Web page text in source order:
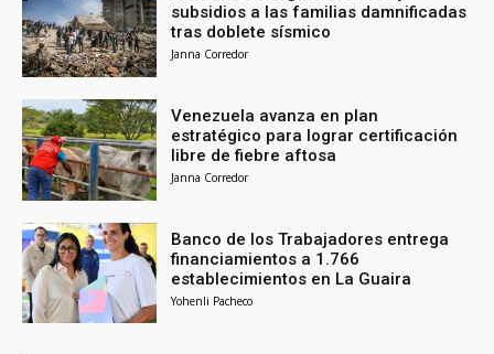
subsidios a las familias damnificadas
tras doblete sísmico
Janna Corredor
Venezuela avanza en plan
estratégico para lograr certificación
libre de fiebre aftosa
Janna Corredor
Banco de los Trabajadores entrega
financiamientos a 1.766
establecimientos en La Guaira
Yohenli Pacheco